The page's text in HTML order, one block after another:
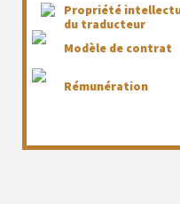
Propriété
du traducteur
Modèle de contrat
Rémunération